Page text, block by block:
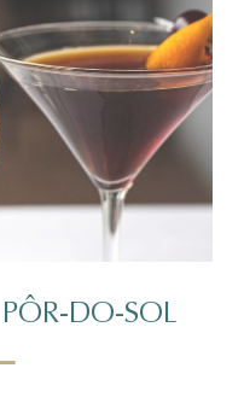
DO-SOL